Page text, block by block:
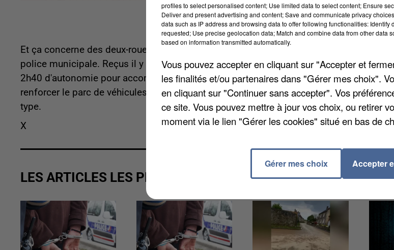
Et ça concerne des deux-roues ! Les vélos électriques ont testés et approuvés par les
police municipale. Reçus il y a quelques semaines, ils peuvent aller jusqu'à 28 km/h
2h40 d'autonomie pour accompagner les policiers dans leurs patrouilles. Ces engins
renforcer le parc de véhicules électriques de la police municipale, qui dispose déjà
type.
X
LES ARTICLES LES PLUS VUS
profiles to select personalised content; Use limited data to select content; Ensure
Deliver and present advertising and content; Save and communicate privacy
data such as IP address and browsing data to offer following functionalities:
requested; Use precise geolocation data; Match and combine data from other data
based on information transmitted automatically.
Vous pouvez accepter en cliquant sur "Accepter et
les finalités et/ou partenaires dans "Gérer mes choix".
en cliquant sur "Continuer sans accepter". Vos
ce site. Vous pouvez mettre à jour vos choix, ou retirer
moment via le lien "Gérer les cookies" situé en bas de
Gérer mes choix Accepter